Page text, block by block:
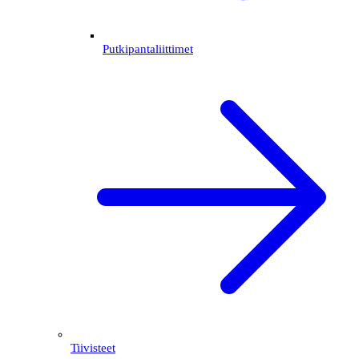
Putkipantaliittimet
Tiivisteet